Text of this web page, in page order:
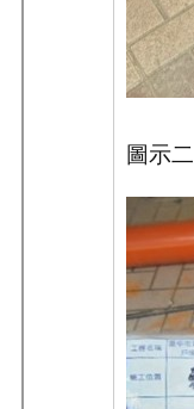
圖示二